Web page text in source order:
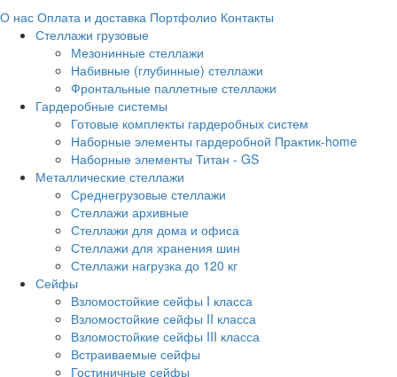
О нас Оплата и доставка Портфолио Контакты
Стеллажи грузовые
Мезонинные стеллажи
Набивные (глубинные) стеллажи
Фронтальные паллетные стеллажи
Гардеробные системы
Готовые комплекты гардеробных систем
Наборные элементы гардеробной Практик-home
Наборные элементы Титан - GS
Металлические стеллажи
Среднегрузовые стеллажи
Стеллажи архивные
Стеллажи для дома и офиса
Стеллажи для хранения шин
Стеллажи нагрузка до 120 кг
Сейфы
Взломостойкие сейфы I класса
Взломостойкие сейфы II класса
Взломостойкие сейфы III класса
Встраиваемые сейфы
Гостиничные сейфы